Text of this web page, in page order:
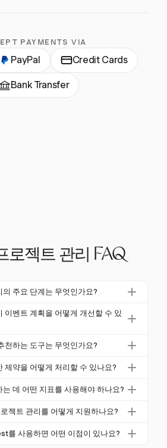
PAYMENTS VIA
PayPal Credit Cards
Bank Transfer
로젝트 관리 FAQ
주요 단계는 무엇인가요?
는 일반적으로 시작, 계획, 실행
다섯 가지 주요 단계로 구성됩니
특정 작업에 중점을 둡니다. 이러
식은 이벤트가 잘 관리되고 목표를
다.
이벤트 계획을 어떻게 개선할 수 있
이벤트 계획을 물류 작업에서 전
식은 자원 할당을 향상시키고, 위
어집니다. 이러한 원칙을 활용하면
계자의 기대와 일치시킬 수 있습
천하는 도구는 무엇인가요?
구조 및 이벤트 관리 소프트웨어
, 작업 및 예산을 조직하는 데 도움
화합니다. 85% 이상의 기획자가 이
사용하고 있으므로, 이벤트 조직자
제약을 어떻게 처리할 수 있나요?
못한 비용을 위한 10-15%의 비상
추적기를 활용하고 공급업체 계
내에서 목표를 달성하도록 보장합
데 어떤 지표를 사용해야 하나요?
는 주요 지표에는 ROI, 참석자 만
이러한 지표에 대한 통찰을 제공하
젝트 관리를 어떻게 지원하나요?
간 추적 및 예산 관리 기능을 제공
를 사용하면 어떤 이점이 있나요?